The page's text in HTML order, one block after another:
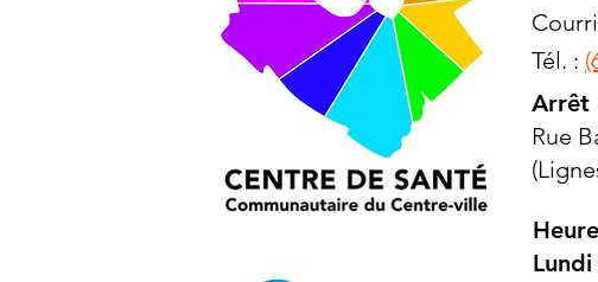
Tél. :
Arrêt
Rue
Lundi